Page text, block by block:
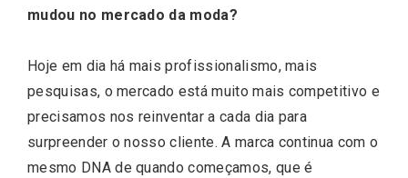
mudou no mercado da moda?
Hoje em dia há mais profissionalismo, mais
pesquisas, o mercado está muito mais competitivo e
precisamos nos reinventar a cada dia para
surpreender o nosso cliente. A marca continua com o
mesmo DNA de quando começamos, que é